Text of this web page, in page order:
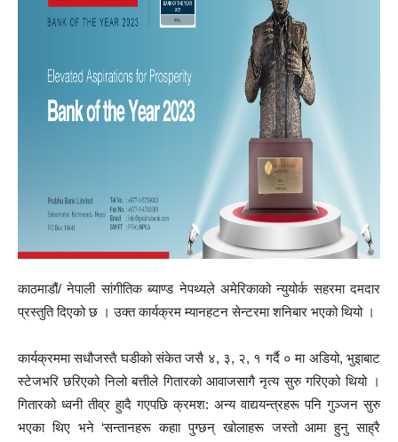
काठमाडौं/ नेपाली सांगीतिक ब्याण्ड नेपथ्यले अमेरिकाको न्युयोर्क सहरमा दमदार
प्रस्तुति दिएको छ । उक्त कार्यक्रम म्यानहटन सेन्टरमा शनिबार भएको थियो ।
कार्यक्रममा सधौजस्तै घडीको संकेत जसै ४, ३, २, १ गर्दै ० मा अडियो, भुइाबाट
स्टेजभरि छरिएको निलो बत्तीले गितारको आवाजसागै नृत्य सुरु गरिएको थियो ।
गितारको ध्वनी तीव्र हुादै गएपछि क्रमश: अन्य वाद्ययन्त्रहरू पनि गुञ्जन सुरु
भएका थिए भने ‘सन्तानहरू कहाा पुग्छन् खोलाहरू जस्तो आमा हुनु साह्रै